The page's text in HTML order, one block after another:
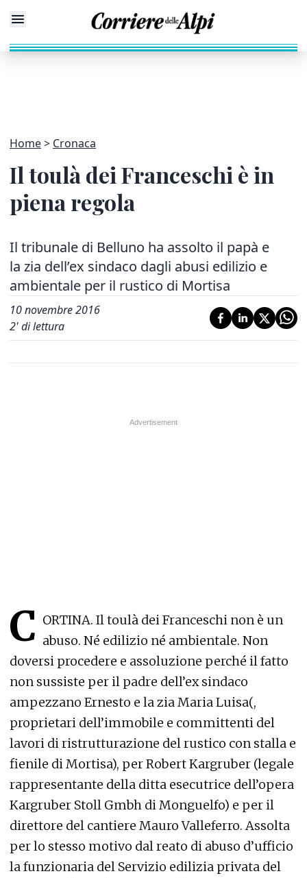
Home Cronaca
Il toulà dei Franceschi è in
piena regola
Il tribunale di Belluno ha assolto il papà e
la zia dell’ex sindaco dagli abusi edilizio e
ambientale per il rustico di Mortisa
10 novembre 2016
2' di lettura
C ORTINA. Il toulà dei Franceschi non è un
abuso. Né edilizio né ambientale. Non
doversi procedere e assoluzione perché il fatto
non sussiste per il padre dell’ex sindaco
ampezzano Ernesto e la zia Maria Luisa(,
proprietari dell’immobile e committenti del
lavori di ristrutturazione del rustico con stalla e
fienile di Mortisa), per Robert Kargruber (legale
rappresentante della ditta esecutrice dell’opera
Kargruber Stoll Gmbh di Monguelfo) e per il
direttore del cantiere Mauro Valleferro. Assolta
per lo stesso motivo dal reato di abuso d’ufficio
la funzionaria del Servizio edilizia privata del